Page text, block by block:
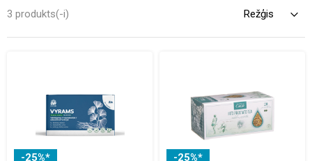
3 produkts(-i)
-25%* -25%*